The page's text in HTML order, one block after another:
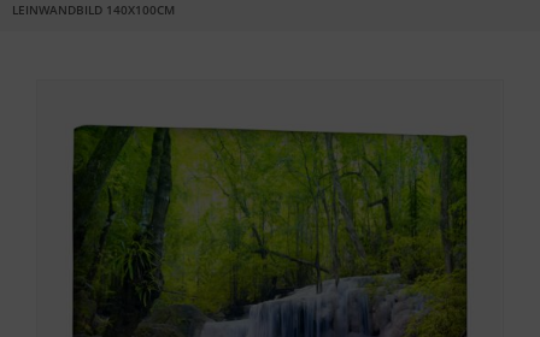
LEINWANDBILD 140X100CM